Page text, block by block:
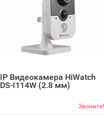
IP Видеокамера HiWatch
DS-I114W (2.8 мм)
Звоните!